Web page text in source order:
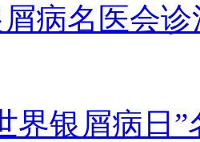
病名医会
界银屑病日”